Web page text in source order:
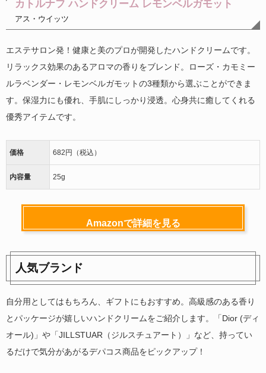
カトルナフ ハンドクリーム レモンベルガモット
アス・ウイッツ
エステサロン発！健康と美のプロが開発したハンドクリームです。
リラックス効果のあるアロマの香りをブレンド。ローズ・カモミー
ルラベンダー・レモンベルガモットの3種類から選ぶことができま
す。保湿力にも優れ、手肌にしっかり浸透。心身共に癒してくれる
優秀アイテムです。
価格 682円（税込）
内容量 25g
Amazonで詳細を見る
人気ブランド
自分用としてはもちろん、ギフトにもおすすめ。高級感のある香り
とパッケージが嬉しいハンドクリームをご紹介します。「Dior (ディ
オール)」や「JILLSTUAR（ジルスチュアート）」など、持ってい
るだけで気分があがるデパコス商品をピックアップ！